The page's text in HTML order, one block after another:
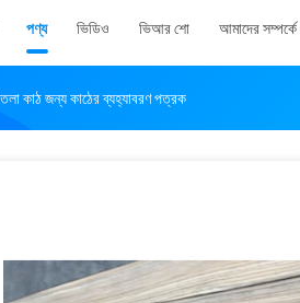
পণ্য ভিডিও ভিআর শো আমাদের সম্পর্কে
কাঠ জন্য কাঠের ব্যহ্যাবরণ পত্রক